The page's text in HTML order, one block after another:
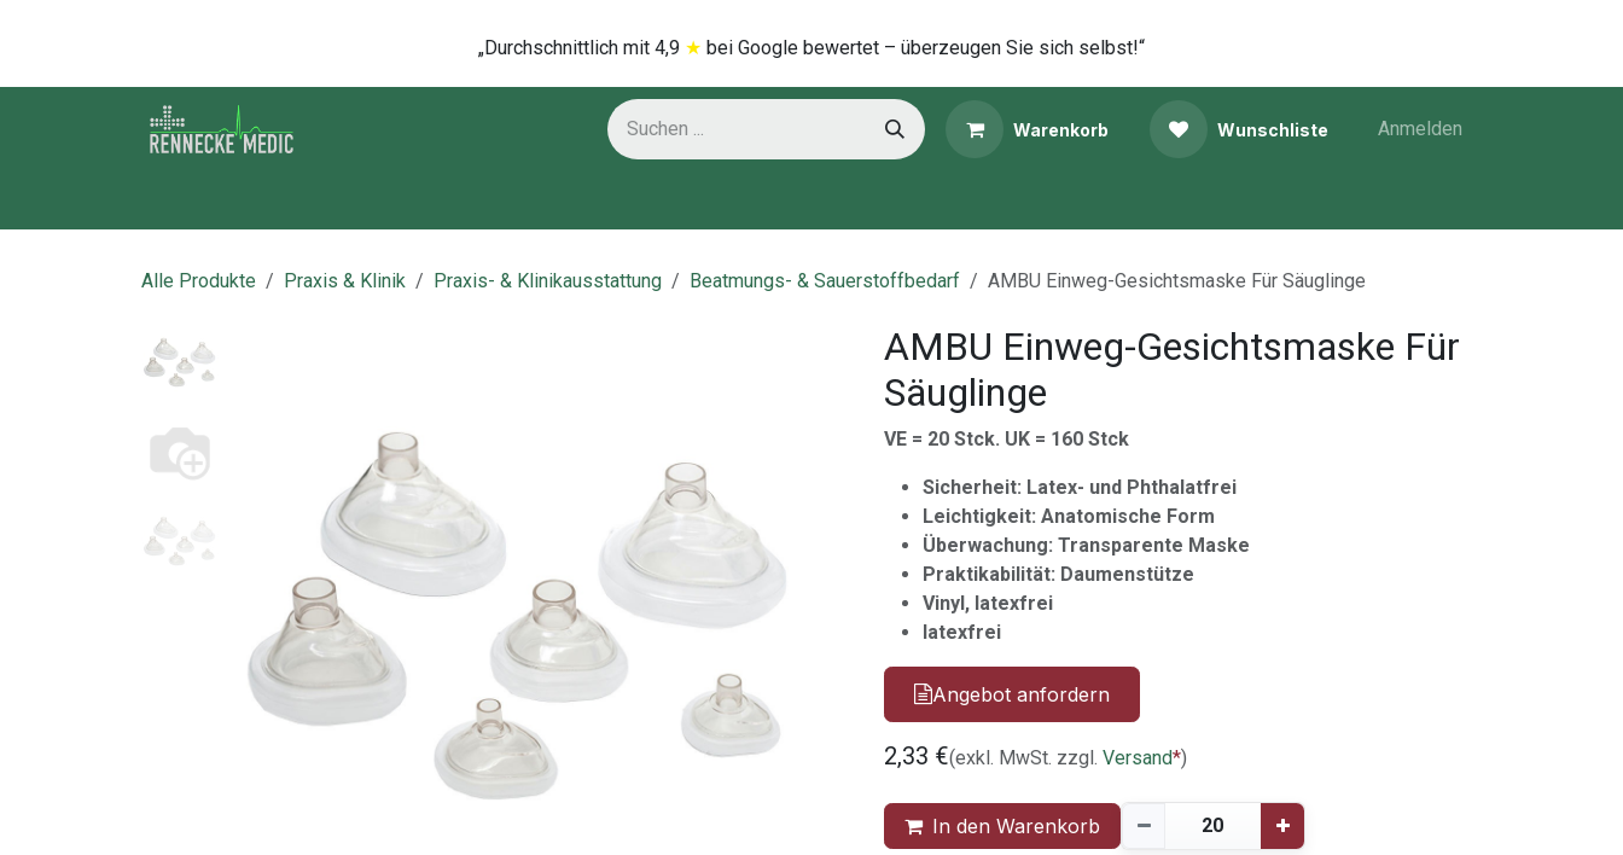
„Durchschnittlich mi​t 4,9 ★ bei Google bewertet – überzeugen Sie sich selbst!“
Warenkorb Wunschliste Anmelden
Alle Produkte Praxis & Klinik Praxis- & Klinikausstattung Beatmungs- & Sauerstoffbedarf AMBU Einweg-Gesichtsmaske Für Säuglinge
AMBU Einweg-Gesichtsmaske Für
Säuglinge
VE = 20 Stck. UK = 160 Stck
Sicherheit: Latex- und Phthalatfrei
Leichtigkeit: Anatomische Form
Überwachung: Transparente Maske
Praktikabilität: Daumenstütze
Vinyl, latexfrei
latexfrei
Angebot anfordern
2,33 €(exkl. MwSt. zzgl. Versand*)
In den Warenkorb